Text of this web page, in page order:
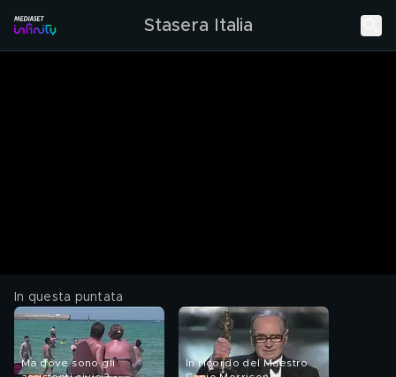
Stasera Italia
In questa puntata
Ma dove sono gli
In ricordo del Maestro